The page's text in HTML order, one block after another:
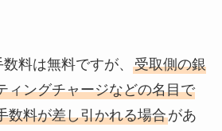
料は無料ですが、 受取側の銀
ィングチャージなどの名目で
数料が差し引かれる場合があ